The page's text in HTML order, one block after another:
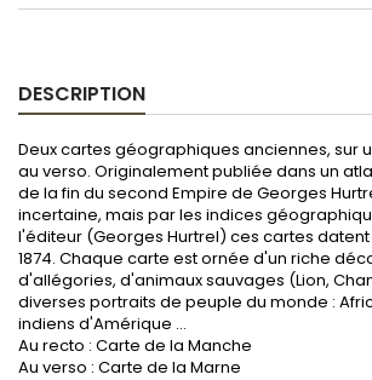
DESCRIPTION
Deux cartes géographiques anciennes, sur
au verso. Originalement publiée dans un
de la fin du second Empire de Georges
incertaine, mais par les indices
l'éditeur (Georges Hurtrel) ces cartes datent
1874. Chaque carte est ornée d'un riche
d'allégories, d'animaux sauvages (Lion,
diverses portraits de peuple du monde :
indiens d'Amérique ...
Au recto : Carte de la Manche
Au verso : Carte de la Marne